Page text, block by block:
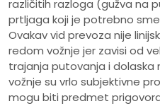
različitih razloga (gužva na
prtljaga koji je potrebno
Ovakav vid prevoza nije
redom vožnje jer zavisi od
trajanja putovanja i dolaska
vožnje su vrlo subjektivne
mogu biti predmet